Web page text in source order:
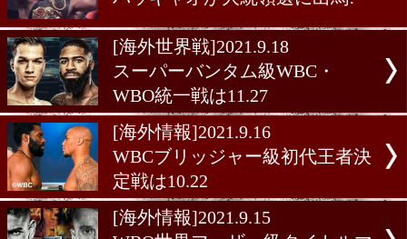
に成功!
[海外情報]2021.9.20
パッキャオが大統領選に出
[海外世界戦]2021.9.18
スーパーバンタム級WBC・